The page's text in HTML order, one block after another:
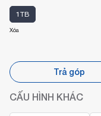
1TB
Xóa
Trả góp
CẤU HÌNH KHÁC